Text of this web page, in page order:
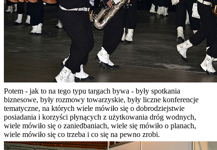
Potem - jak to na tego typu targach bywa - były spotkania
biznesowe, były rozmowy towarzyskie, były liczne konferencje
tematyczne, na których wiele mówiło się o dobrodziejstwie
posiadania i korzyści płynących z użytkowania dróg wodnych,
wiele mówiło się o zaniedbaniach, wiele się mówiło o planach,
wiele mówiło się co trzeba i co się na pewno zrobi.